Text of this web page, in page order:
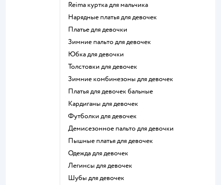
Reima куртка для мальчика
Нарядные платья для девочек
Платье для девочки
Зимние пальто для девочек
Юбка для девочки
Толстовки для девочек
Зимние комбинезоны для девочек
Платья для девочек бальные
Кардиганы для девочек
Футболки для девочек
Демисезонное пальто для девочки
Пышные платья для девочек
Одежда для девочек
Легинсы для девочек
Шубы для девочек